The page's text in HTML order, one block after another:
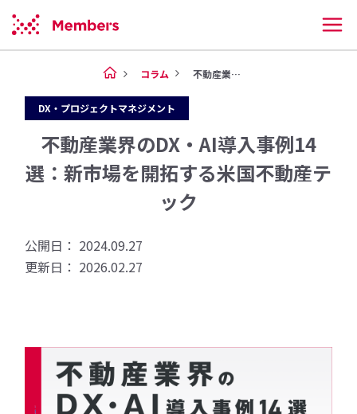
コラム 不動産業界のDX・AI導入事例...
DX・プロジェクトマネジメント
不動産業界のDX・AI導入事例14
選：新市場を開拓する米国不動産テ
ック
公開日： 2024.09.27
更新日： 2026.02.27